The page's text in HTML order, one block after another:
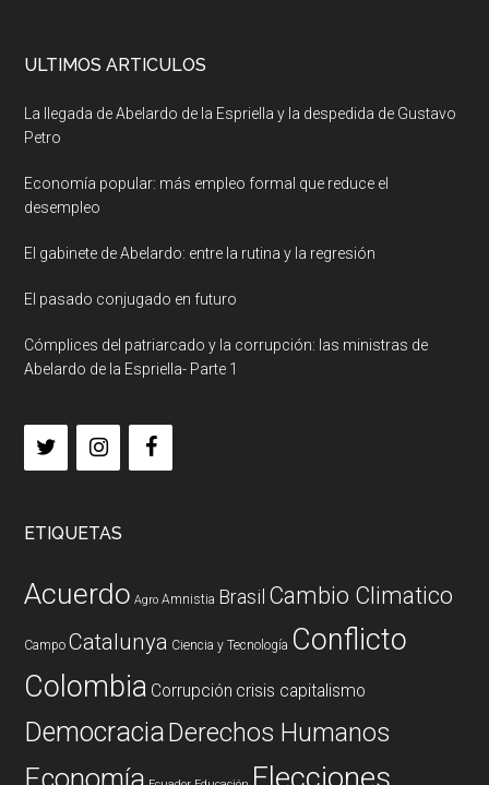
ULTIMOS ARTICULOS
La llegada de Abelardo de la Espriella y la despedida de Gustavo
Petro
Economía popular: más empleo formal que reduce el
desempleo
El gabinete de Abelardo: entre la rutina y la regresión
El pasado conjugado en futuro
Cómplices del patriarcado y la corrupción: las ministras de
Abelardo de la Espriella- Parte 1
ETIQUETAS
Acuerdo Agro Amnistia Brasil Cambio Climatico
Campo Catalunya Ciencia y Tecnología Conflicto
Colombia Corrupción crisis capitalismo
DemocraciaDerechos Humanos
Economía